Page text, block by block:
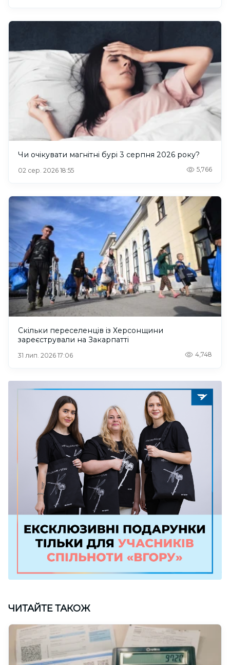
Чи очікувати магнітні бурі 3 серпня 2026 року?
02 сер. 2026 18:55 5,766
Скільки переселенців із Херсонщини
зареєстрували на Закарпатті
31 лип. 2026 17:06 4,748
ЧИТАЙТЕ ТАКОЖ